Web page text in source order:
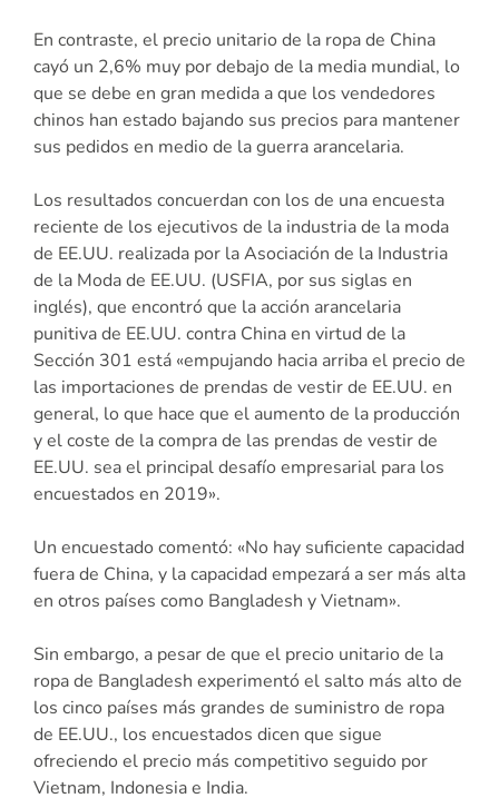
En contraste, el precio unitario de la ropa de China
cayó un 2,6% muy por debajo de la media mundial, lo
que se debe en gran medida a que los vendedores
chinos han estado bajando sus precios para mantener
sus pedidos en medio de la guerra arancelaria.
Los resultados concuerdan con los de una encuesta
reciente de los ejecutivos de la industria de la moda
de EE.UU. realizada por la Asociación de la Industria
de la Moda de EE.UU. (USFIA, por sus siglas en
inglés), que encontró que la acción arancelaria
punitiva de EE.UU. contra China en virtud de la
Sección 301 está «empujando hacia arriba el precio de
las importaciones de prendas de vestir de EE.UU. en
general, lo que hace que el aumento de la producción
y el coste de la compra de las prendas de vestir de
EE.UU. sea el principal desafío empresarial para los
encuestados en 2019».
Un encuestado comentó: «No hay suficiente capacidad
fuera de China, y la capacidad empezará a ser más alta
en otros países como Bangladesh y Vietnam».
Sin embargo, a pesar de que el precio unitario de la
ropa de Bangladesh experimentó el salto más alto de
los cinco países más grandes de suministro de ropa
de EE.UU., los encuestados dicen que sigue
ofreciendo el precio más competitivo seguido por
Vietnam, Indonesia e India.